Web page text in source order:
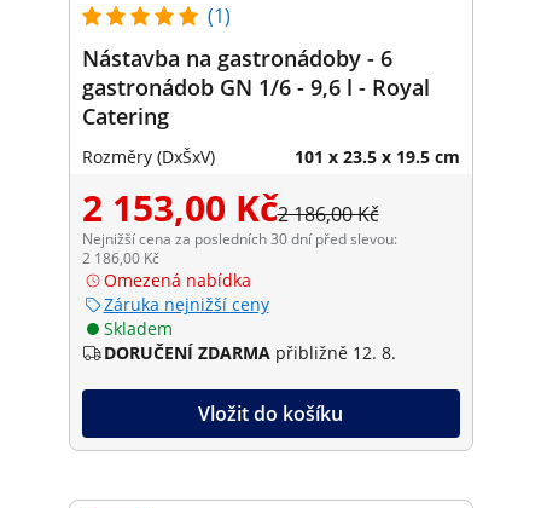
(1)
Nástavba na gastronádoby - 6
gastronádob GN 1/6 - 9,6 l - Royal
Catering
Rozměry (DxŠxV) 101 x 23.5 x 19.5 cm
2 153,00 Kč2 186,00 Kč
Nejnižší cena za posledních 30 dní před slevou:
2 186,00 Kč
Omezená nabídka
Záruka nejnižší ceny
Skladem
DORUČENÍ ZDARMA přibližně 12. 8.
Vložit do košíku